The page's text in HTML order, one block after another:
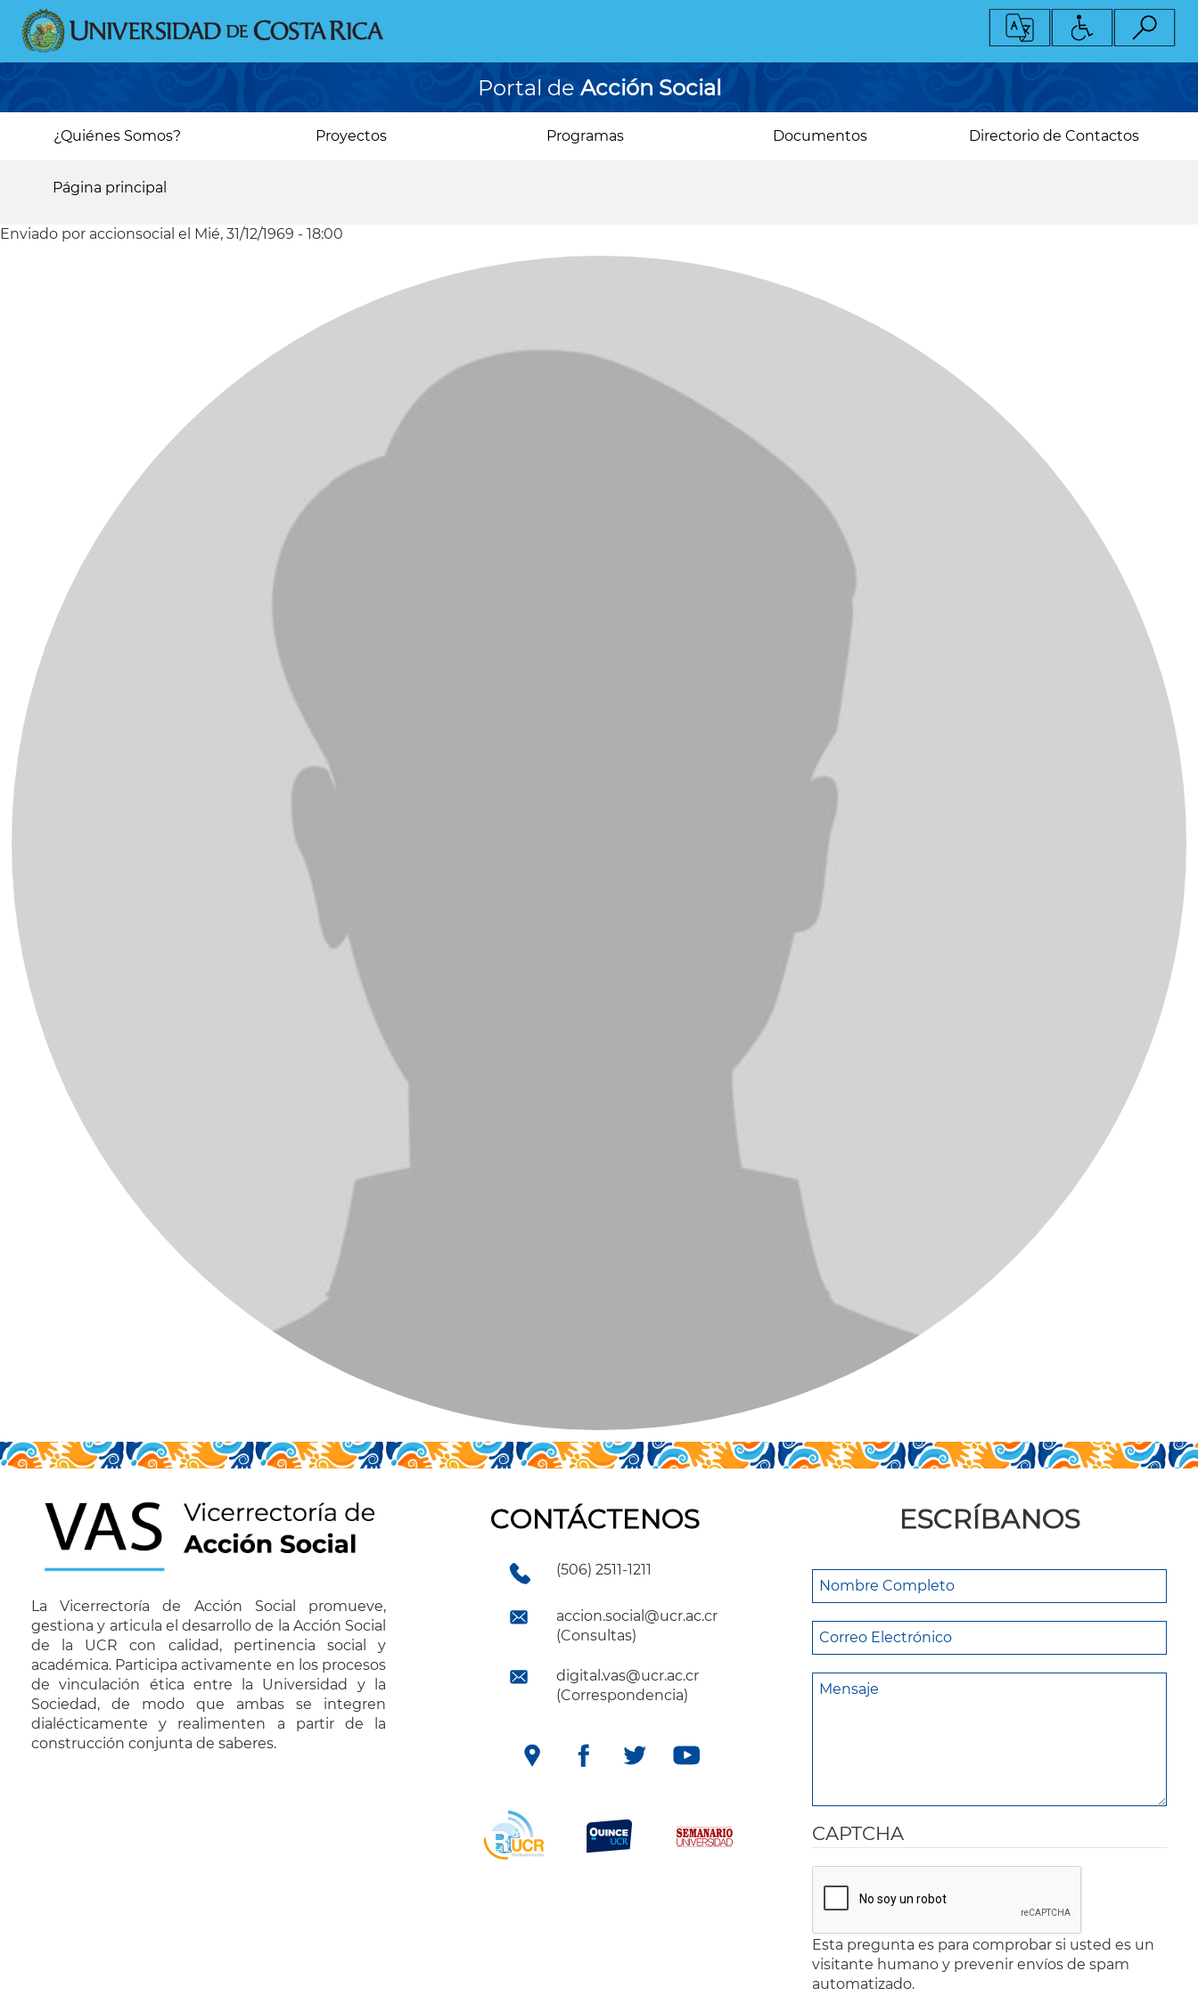
Pasar
contenido
principal
Portal de Acción Social
Main¿Quiénes Somos? Proyectos Programas Documentos Directorio de Contactos
enlaces
Página principal
Enviado por accionsocial el Mié, 31/12/1969 - 18:00
La Vicerrectoría de Acción Social promueve,
gestiona y articula el desarrollo de la Acción Social
de la UCR con calidad, pertinencia social y
académica. Participa activamente en los procesos
de vinculación ética entre la Universidad y la
Sociedad, de modo que ambas se integren
dialécticamente y realimenten a partir de la
construcción conjunta de saberes.
CONTÁCTENOS
(506) 2511-1211
accion.social@ucr.ac.cr
(Consultas)
digital.vas@ucr.ac.cr
(Correspondencia)
ESCRÍBANOS
CAPTCHA
Esta pregunta es para comprobar si usted es un
visitante humano y prevenir envíos de spam
automatizado.